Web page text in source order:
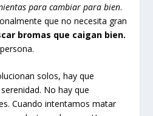
para cambiar para bien.
que no necesita gran
bromas que caigan bien.
solos, hay que
No hay que
Cuando intentamos matar